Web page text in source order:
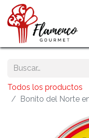
Todos los productos
Bonito del Norte